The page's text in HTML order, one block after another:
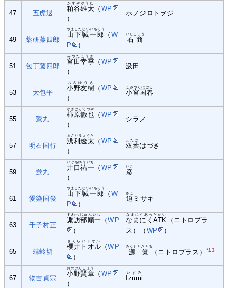
47 五虎退
粕谷雄太
かすやゆうた
（ WP
）
ホノジロトヲジ
49 薬研藤四郎
山下誠一郎
やましたせいいちろう
（ W
P
）
石商
いししょう
51 包丁藤四郎
宮田幸季
みやたこうき
（ WP
）
汲田
53 大包平
小野友樹
おのゆうき
（ WP
）
小宮国春
こみやくにはる
55 鶯丸
柿原徹也
かきはらてつや
（ WP
）
シラノ
57 明石国行
浅利遼太
あさりりょうた
（ WP
）
双葉
ふたば
はづき
59 蛍丸
井口祐一
いぐちゆういち
（ WP
）
彦
ひこ
61 愛染国俊
山下誠一郎
やましたせいいちろう
（ W
P
）
迫
さこ
ミサキ
63 千子村正
諏訪部順一
すわべじゅんいち
（WP
）
なまにくATK
なまにくあったかい
（ニトロプラ
ス）（ WP ）
65 蜻蛉切
櫻井トオル
さくらいトオル
（WP
）
源覚
みなもとさとる
（ニトロプラス） *13
67 物吉貞宗
小野賢章
おのけんしょう
（ WP
）
Izumi
いずみ